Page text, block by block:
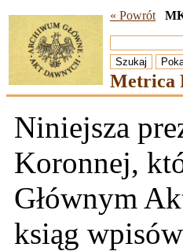
« Powrót
Metrica
Niniejsza
Koronnej,
Głównym
ksiąg